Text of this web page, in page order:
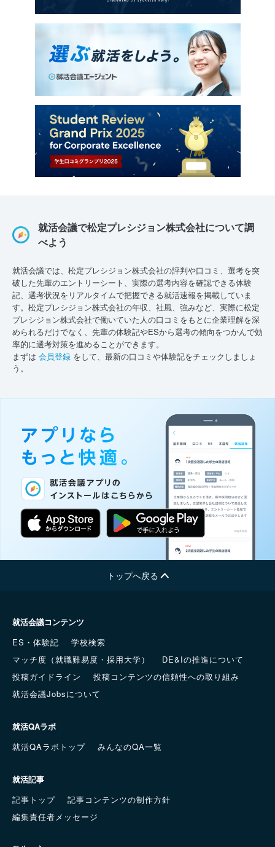
就活会議で松定プレシジョン株式会社について調
べよう
就活会議では、松定プレシジョン株式会社の評判や口コミ、選考を突
破した先輩のエントリーシート、実際の選考内容を確認できる体験
記、選考状況をリアルタイムで把握できる就活速報を掲載していま
す。松定プレシジョン株式会社の年収、社風、強みなど、実際に松定
プレシジョン株式会社で働いていた人の口コミをもとに企業理解を深
められるだけでなく、先輩の体験記やESから選考の傾向をつかんで効
率的に選考対策を進めることができます。
まずは 会員登録 をして、最新の口コミや体験記をチェックしましょ
う。
トップへ戻る
就活会議コンテンツ
ES・体験記
学校検索
マッチ度（就職難易度・採用大学）
DE&Iの推進について
投稿ガイドライン
投稿コンテンツの信頼性への取り組み
就活会議Jobsについて
就活QAラボ
就活QAラボトップ
みんなのQA一覧
就活記事
記事トップ
記事コンテンツの制作方針
編集責任者メッセージ